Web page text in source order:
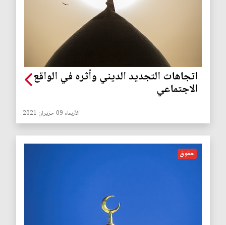
اتجاهات التجديد الديني وأثره في الواقع
الاجتماعي
الأربعاء 09 حزيران 2021
حقوق